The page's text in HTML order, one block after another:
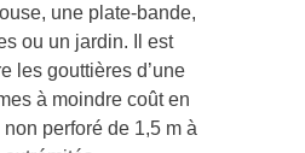
une plate-bande,
ou un jardin. Il est
les gouttières d’une
à moindre coût en
perforé de 1,5 m à